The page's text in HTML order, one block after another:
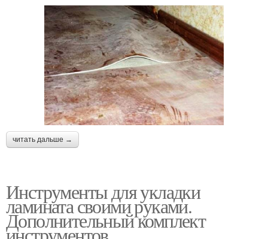
читать дальше →
Инструменты для укладки
ламината своими руками.
Дополнительный комплект